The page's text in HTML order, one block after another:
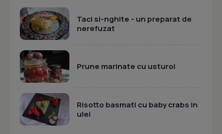
Taci si-nghite - un preparat de
nerefuzat
Prune marinate cu usturoi
Risotto basmati cu baby crabs in
ulei